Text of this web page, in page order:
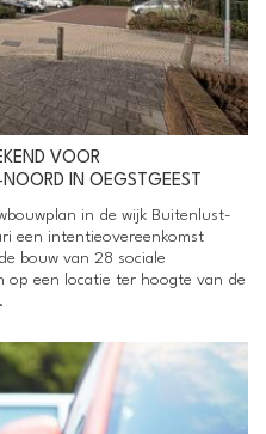
VOOR
IN OEGSTGEEST
in de wijk Buitenlust-
een intentieovereenkomst
bouw van 28 sociale
op een locatie ter hoogte van de